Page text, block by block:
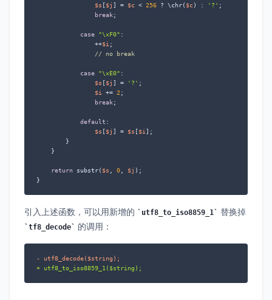
$s [$j ] = $c < 256 ? \chr( $c) : '?' ;
break ;
case "\xF0" :
                ++
$i ;
// no break
case "\xE0" :
$s [$j ] = '?' ;
$i
+= 2 ;
break ;
default :
$s [$j ] = $s [$i ];
        }
    }
return substr( $s 0, $j );
}
引入上述函数，可以用新增的 utf8_to_iso8859_1 替换掉
tf8_decode 的调用：
- utf8_decode($string);
+ utf8_to_iso8859_1($string);